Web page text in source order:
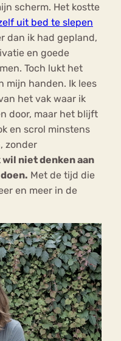
scherm. Het kostte
uit bed te slepen
dan ik had gepland,
en goede
Toch lukt het
mijn handen. Ik lees
het vak waar ik
door, maar het blijft
en scrol minstens
zonder
wil niet denken aan
Met de tijd die
en meer in de